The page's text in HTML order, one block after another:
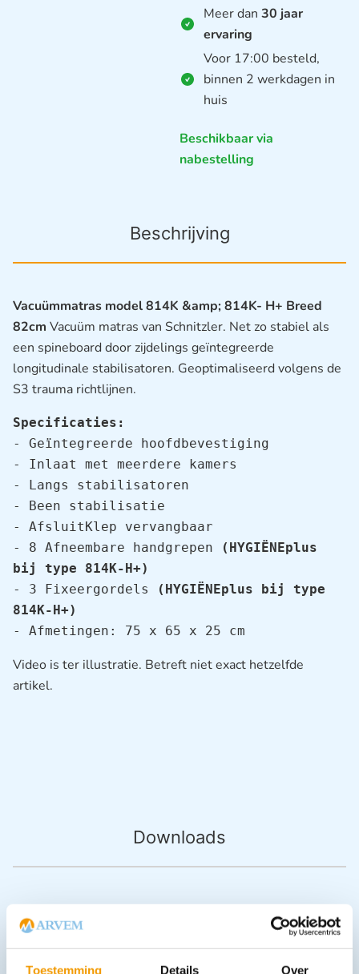
Toestemming Details Over
Meer dan 30 jaar
ervaring
Voor 17:00 besteld,
binnen 2 werkdagen in
huis
Beschikbaar via
nabestelling
Beschrijving
Downloads
Vacuümmatras model 814K &amp; 814K- H+ Breed
82cm Vacuüm matras van Schnitzler. Net zo stabiel als
een spineboard door zijdelings geïntegreerde
longitudinale stabilisatoren. Geoptimaliseerd volgens de
S3 trauma richtlijnen.
Specificaties:
- Geïntegreerde hoofdbevestiging
- Inlaat met meerdere kamers
- Langs stabilisatoren
- Been stabilisatie
- AfsluitKlep vervangbaar
- 8 Afneembare handgrepen
(HYGIËNEplus
bij type 814K-H+)
- 3 Fixeergordels
(HYGIËNEplus bij type
814K-H+)
- Afmetingen: 75 x 65 x 25 cm
Video is ter illustratie. Betreft niet exact hetzelfde
artikel.
Andere producten in deze
categorie: